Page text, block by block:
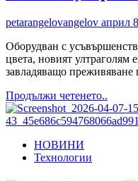
petarangelovangelov април
Оборудван с
цвета, новият ултраголям
завладяващо преживяване
Продължи четенето..
more
about
НОВИНИ
Технологии